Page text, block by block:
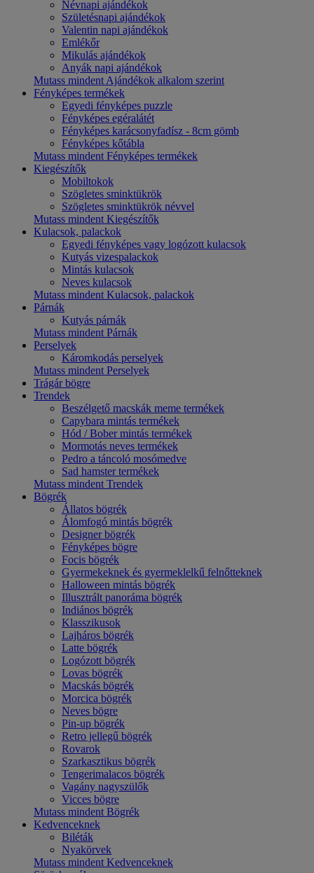
Névnapi ajándékok
Születésnapi ajándékok
Valentin napi ajándékok
Emlékőr
Mikulás ajándékok
Anyák napi ajándékok
Mutass mindent Ajándékok alkalom szerint
Fényképes termékek
Egyedi fényképes puzzle
Fényképes egéralátét
Fényképes karácsonyfadísz - 8cm gömb
Fényképes kőtábla
Mutass mindent Fényképes termékek
Kiegészítők
Mobiltokok
Szögletes sminktükrök
Szögletes sminktükrök névvel
Mutass mindent Kiegészítők
Kulacsok, palackok
Egyedi fényképes vagy logózott kulacsok
Kutyás vizespalackok
Mintás kulacsok
Neves kulacsok
Mutass mindent Kulacsok, palackok
Párnák
Kutyás párnák
Mutass mindent Párnák
Perselyek
Káromkodás perselyek
Mutass mindent Perselyek
Trágár bögre
Trendek
Beszélgető macskák meme termékek
Capybara mintás termékek
Hód / Bober mintás termékek
Mormotás neves termékek
Pedro a táncoló mosómedve
Sad hamster termékek
Mutass mindent Trendek
Bögrék
Állatos bögrék
Álomfogó mintás bögrék
Designer bögrék
Fényképes bögre
Focis bögrék
Gyermekeknek és gyermeklelkű felnőtteknek
Halloween mintás bögrék
Illusztrált panoráma bögrék
Indiános bögrék
Klasszikusok
Lajháros bögrék
Latte bögrék
Logózott bögrék
Lovas bögrék
Macskás bögrék
Morcica bögrék
Neves bögre
Pin-up bögrék
Retro jellegű bögrék
Rovarok
Szarkasztikus bögrék
Tengerimalacos bögrék
Vagány nagyszülők
Vicces bögre
Mutass mindent Bögrék
Kedvenceknek
Biléták
Nyakörvek
Mutass mindent Kedvenceknek